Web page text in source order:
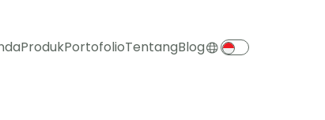
ProdukPortofolioTentangBlog